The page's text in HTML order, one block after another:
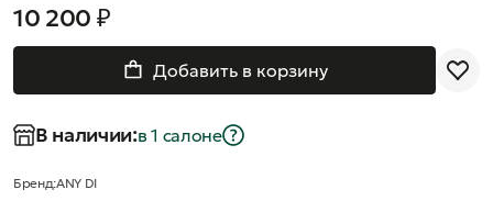
10 200 ₽
Добавить в корзину
В наличии:в 1 салонe
Бренд:ANY DI